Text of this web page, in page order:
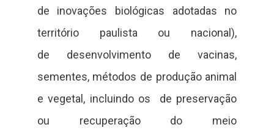
de inovações biológicas adotadas no
território paulista ou nacional),
de desenvolvimento de vacinas,
sementes, métodos de produção animal
e vegetal, incluindo os de preservação
ou recuperação do meio